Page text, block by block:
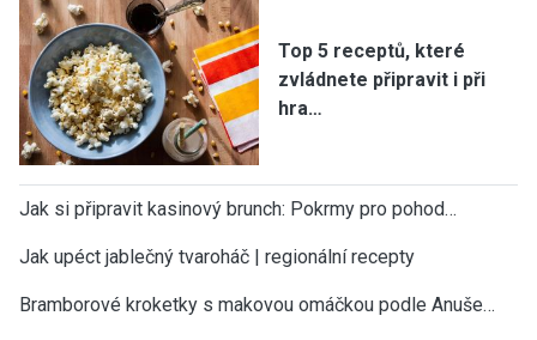
Top 5 receptů, které
zvládnete připravit i při
hra…
Jak si připravit kasinový brunch: Pokrmy pro pohod…
Jak upéct jablečný tvaroháč | regionální recepty
Bramborové kroketky s makovou omáčkou podle Anuše…